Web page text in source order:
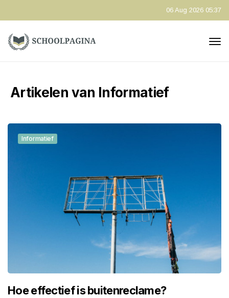
06 Aug 2026 05:37
Artikelen van Informatief
Informatief
Hoe effectief is buitenreclame?